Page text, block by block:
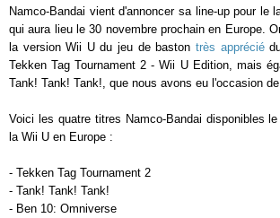
Namco-Bandai vient d'annoncer sa line-up pour le
qui aura lieu le 30 novembre prochain en Europe.
la version Wii U du jeu de baston très apprécié
Tekken Tag Tournament 2 - Wii U Edition, mais
Tank! Tank! Tank!, que nous avons eu l'occasion de
Voici les quatre titres Namco-Bandai disponibles
la Wii U en Europe :
- Tekken Tag Tournament 2
- Tank! Tank! Tank!
- Ben 10: Omniverse